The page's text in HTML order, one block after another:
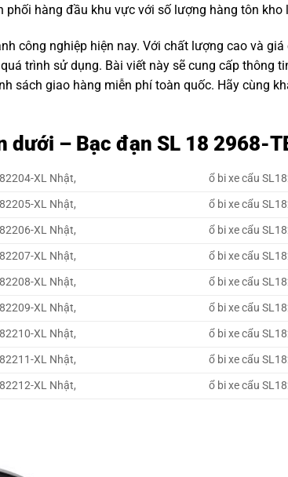
hàng đầu khu vực với số lượng hàng tôn kho
công nghiệp hiện nay. Với chất lượng cao và
trình sử dụng. Bài viết này sẽ cung cấp thông
sách giao hàng miễn phí toàn quốc. Hãy cùng
dưới – Bạc đạn SL 18 2968-
XL Nhật,
ổ bi xe cẩu
XL Nhật,
ổ bi xe cẩu
XL Nhật,
ổ bi xe cẩu
XL Nhật,
ổ bi xe cẩu
XL Nhật,
ổ bi xe cẩu
XL Nhật,
ổ bi xe cẩu
XL Nhật,
ổ bi xe cẩu
XL Nhật,
ổ bi xe cẩu
XL Nhật, ổ bi xe cẩu